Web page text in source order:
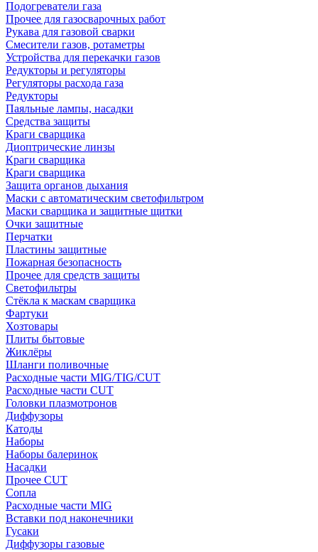
Подогреватели газа
Прочее для газосварочных работ
Рукава для газовой сварки
Смесители газов, ротаметры
Устройства для перекачки газов
Редукторы и регуляторы
Регуляторы расхода газа
Редукторы
Паяльные лампы, насадки
Средства защиты
Краги сварщика
Диоптрические линзы
Краги сварщика
Краги сварщика
Защита органов дыхания
Маски с автоматическим светофильтром
Маски сварщика и защитные щитки
Очки защитные
Перчатки
Пластины защитные
Пожарная безопасность
Прочее для средств защиты
Светофильтры
Стёкла к маскам сварщика
Фартуки
Хозтовары
Плиты бытовые
Жиклёры
Шланги поливочные
Расходные части MIG/TIG/CUT
Расходные части CUT
Головки плазмотронов
Диффузоры
Катоды
Наборы
Наборы балеринок
Насадки
Прочее CUT
Сопла
Расходные части MIG
Вставки под наконечники
Гусаки
Диффузоры газовые